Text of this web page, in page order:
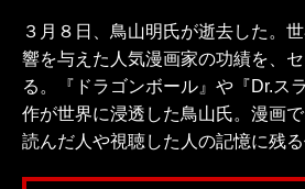
３月８日、鳥山明氏が逝去した。
響を与えた人気漫画家の功績を、
る。『ドラゴンボール』や『Dr.ス
作が世界に浸透した鳥山氏。漫画で
読んだ人や視聴した人の記憶に残